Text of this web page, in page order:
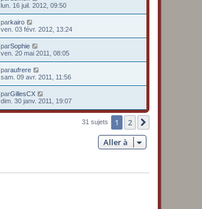
lun. 16 juil. 2012, 09:50
parkairo
ven. 03 févr. 2012, 13:24
parSophie
ven. 20 mai 2011, 08:05
paraufrere
sam. 09 avr. 2011, 11:56
parGillesCX
dim. 30 janv. 2011, 19:07
31 sujets 1 2
Aller à